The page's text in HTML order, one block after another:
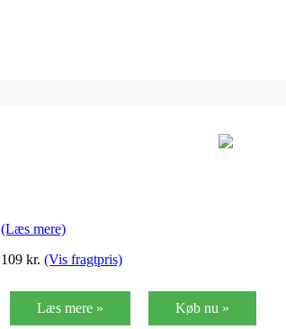
(Læs mere)
109 kr. (Vis fragtpris)
Læs mere » Køb nu »